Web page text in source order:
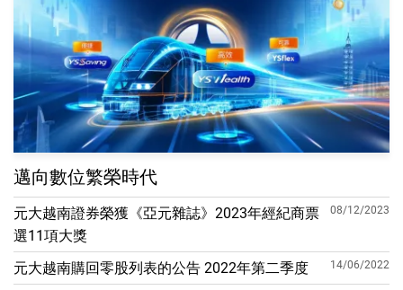
邁向數位繁榮時代
元大越南證券榮獲《亞元雜誌》2023年經紀商票
選11項大獎
08/12/2023
元大越南購回零股列表的公告 2022年第二季度 14/06/2022